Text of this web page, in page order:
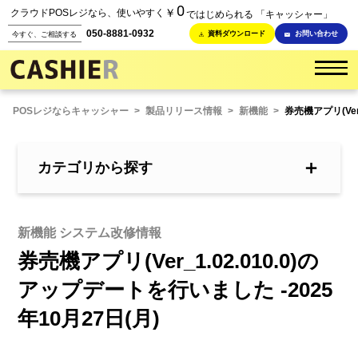
クラウドPOSレジなら、使いやすく ￥ 0ではじめられる 「キャッシャー」
今すぐ、ご相談する 050-8881-0932 資料ダウンロード お問い合わせ
POSレジならキャッシャー > 製品リリース情報 > 新機能 > 券売機アプリ
カテゴリから探す ＋
新機能 システム改修情報
券売機アプリ(Ver_1.02.010.0)の
アップデートを行いました -2025
年10月27日(月)